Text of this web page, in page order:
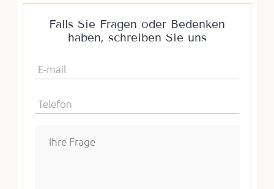
Falls Sie Fragen oder Bedenken
haben, schreiben Sie uns
E-mail
Telefon